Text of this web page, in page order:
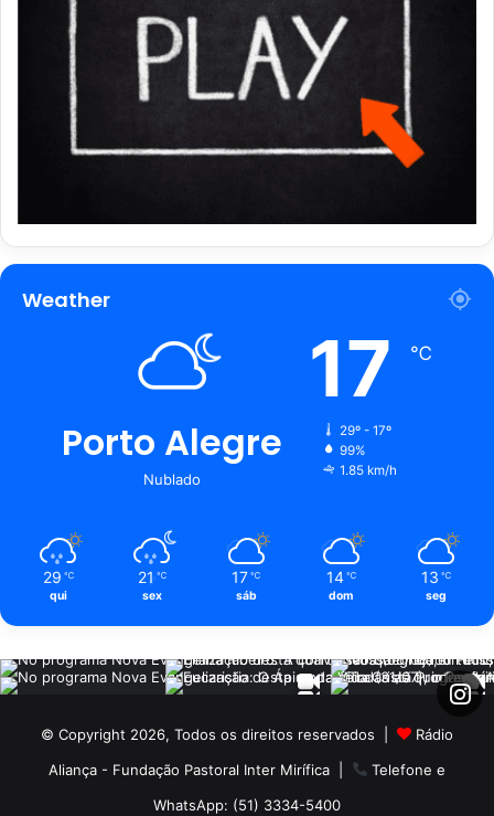
Weather
Porto Alegre
Nublado
17 ℃
29º - 17º
99%
1.85 km/h
29 ℃
qui
21 ℃
sex
17 ℃
sáb
14 ℃
dom
13 ℃
seg
© Copyright 2026, Todos os direitos reservados |
Rádio
Aliança - Fundação Pastoral Inter Mirífica|
Telefone e
WhatsApp: (51) 3334-5400